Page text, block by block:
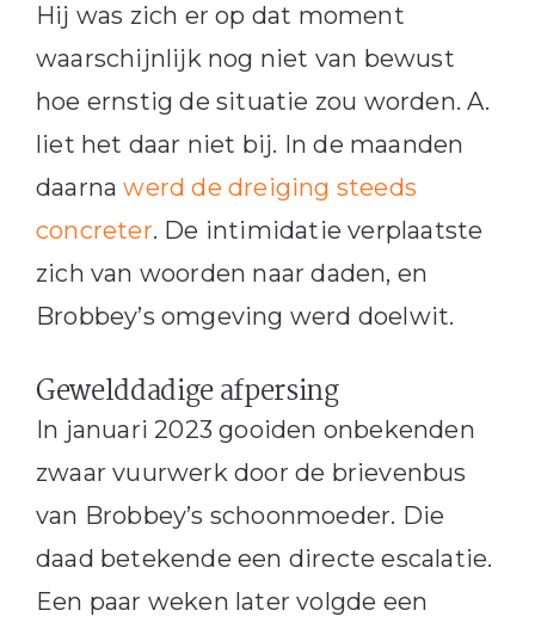
Hij was zich er op dat moment
waarschijnlijk nog niet van bewust
hoe ernstig de situatie zou worden. A.
liet het daar niet bij. In de maanden
daarnawerd de dreiging steeds
concreter. De intimidatie verplaatste
zich van woorden naar daden, en
Brobbey’s omgeving werd doelwit.
Gewelddadige afpersing
In januari 2023 gooiden onbekenden
zwaar vuurwerk door de brievenbus
van Brobbey’s schoonmoeder. Die
daad betekende een directe escalatie.
Een paar weken later volgde een